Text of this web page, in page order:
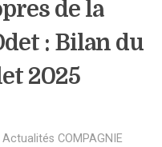
de la
: Bilan du
2025
Actualités COMPAGNIE